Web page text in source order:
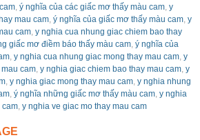
, ý nghĩa của các giấc mơ thấy màu cam, y
mau cam, ý nghĩa của giấc mơ thấy màu cam, y
cam, y nghia cua nhung giac chiem bao thay
giấc mơ điềm báo thấy màu cam, ý nghĩa của
, y nghia cua nhung giac mong thay mau cam, y
cam, y nghia giac chiem bao thay mau cam, y
, y nghia giac mong thay mau cam, y nghia nhung
, ý nghĩa những giấc mơ thấy màu cam, y nghia
cam, y nghia ve giac mo thay mau cam